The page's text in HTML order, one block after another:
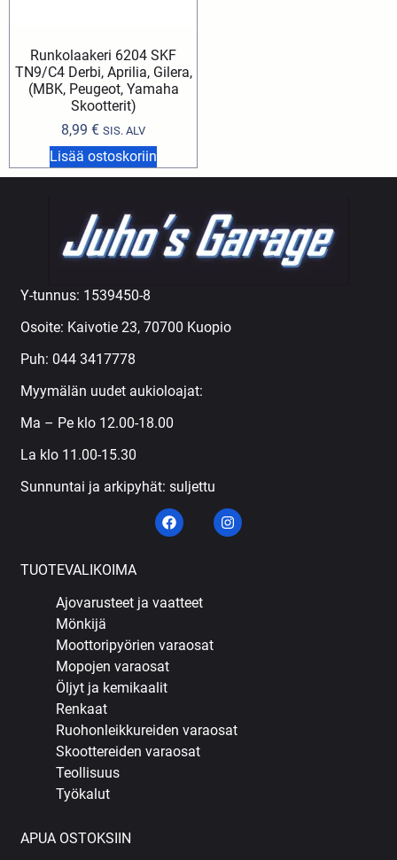
Runkolaakeri 6204 SKF
TN9/C4 Derbi, Aprilia, Gilera,
(MBK, Peugeot, Yamaha
Skootterit)
8,99 € SIS. ALV
Lisää ostoskoriin
Y-tunnus: 1539450-8
Osoite: Kaivotie 23, 70700 Kuopio
Puh: 044 3417778
Myymälän uudet aukioloajat:
Ma – Pe klo 12.00-18.00
La klo 11.00-15.30
Sunnuntai ja arkipyhät: suljettu
TUOTEVALIKOIMA
Ajovarusteet ja vaatteet
Mönkijä
Moottoripyörien varaosat
Mopojen varaosat
Öljyt ja kemikaalit
Renkaat
Ruohonleikkureiden varaosat
Skoottereiden varaosat
Teollisuus
Työkalut
APUA OSTOKSIIN